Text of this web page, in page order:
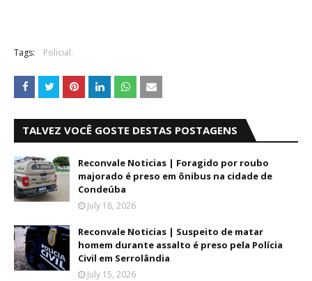
Tags: Policial.
TALVEZ VOCÊ GOSTE DESTAS POSTAGENS
Reconvale Noticias | Foragido por roubo
majorado é preso em ônibus na cidade de
Condeúba
July 18, 2026
Reconvale Noticias | Suspeito de matar
homem durante assalto é preso pela Polícia
Civil em Serrolândia
July 15, 2026